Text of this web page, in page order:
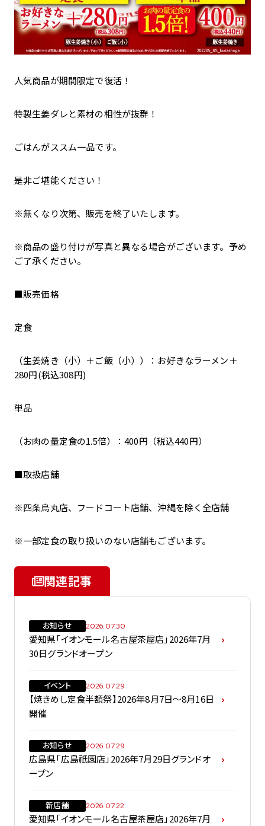
人気商品が期間限定で復活！
特製生姜ダレと素材の相性が抜群！
ごはんがススム一品です。
是非ご堪能ください！
※無くなり次第、販売を終了いたします。
※商品の盛り付けが写真と異なる場合がございます。予め
ご了承ください。
■販売価格
定食
（生姜焼き（小）＋ご飯（小））：お好きなラーメン＋
280円(税込308円)
単品
（お肉の量定食の1.5倍）：400円（税込440円）
■取扱店舗
※四条烏丸店、フードコート店舗、沖縄を除く全店舗
※一部定食の取り扱いのない店舗もございます。
関連記事
お知らせ 2026.07.30
愛知県「イオンモール名古屋茶屋店」2026年7月
30日グランドオープン
イベント 2026.07.29
【焼きめし定食半額祭】2026年8月7日～8月16日
開催
お知らせ 2026.07.29
広島県「広島祇園店」2026年7月29日グランドオ
ープン
新店舗 2026.07.22
愛知県「イオンモール名古屋茶屋店」2026年7月